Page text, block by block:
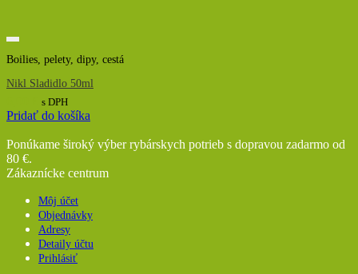
Boilies, pelety, dipy, cestá
Nikl Sladidlo 50ml
s DPH
Pridať do košíka
Ponúkame široký výber rybárskych potrieb s dopravou zadarmo od
80 €.
Zákaznícke centrum
Môj účet
Objednávky
Adresy
Detaily účtu
Prihlásiť